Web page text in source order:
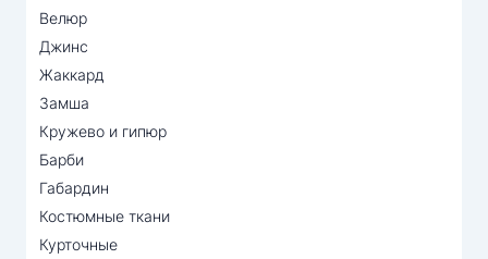
Велюр
Джинс
Жаккард
Замша
Кружево и гипюр
Барби
Габардин
Костюмные ткани
Курточные